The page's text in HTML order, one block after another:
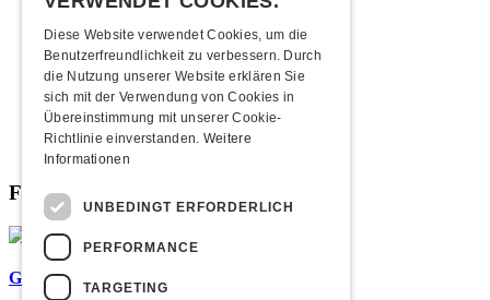
2010
2009
2008
2007
2006
2005
2004
2003
Fabrikgeflüster
Graffiti-Workshops
Diese Website verwendet Cookies, um die
Benutzerfreundlichkeit zu verbessern. Durch
die Nutzung unserer Website erklären Sie
sich mit der Verwendung von Cookies in
Übereinstimmung mit unserer Cookie-
Richtlinie einverstanden. Weitere
Informationen
UNBEDINGT ERFORDERLICH
PERFORMANCE
TARGETING